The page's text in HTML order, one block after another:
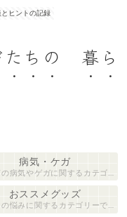
ヒントの記録
たちの 暮ら
病気・ケガ
病気やゲガに関するカテゴリーです。
おススメグッズ
悩みに関するカテゴリーです。